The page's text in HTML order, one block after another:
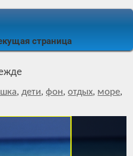
страница
,дети,фон,отдых, море,